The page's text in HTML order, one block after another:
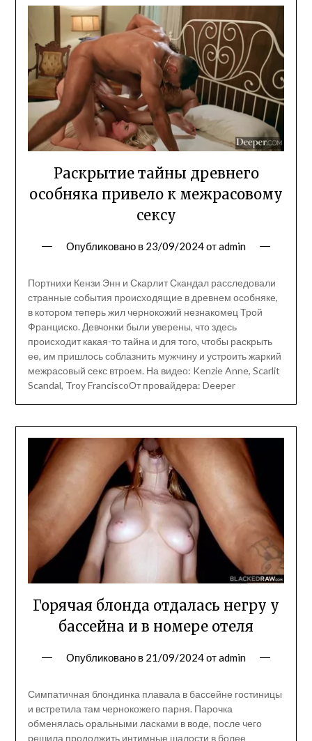
Раскрытие тайны древнего
особняка привело к межрасовому
сексу
Опубликовано в 23/09/2024отadmin
Портнихи Кензи Энн и Скарлит Скандал расследовали
странные события происходящие в древнем особняке,
в котором теперь жил чернокожий незнакомец Трой
Франциско. Девчонки были уверены, что здесь
происходит какая-то тайна и для того, чтобы раскрыть
ее, им пришлось соблазнить мужчину и устроить жаркий
межрасовый секс втроем. На видео: Kenzie Anne, Scarlit
Scandal, Troy FranciscoОт провайдера: Deeper
Горячая блонда отдалась негру у
бассейна и в номере отеля
Опубликовано в 21/09/2024отadmin
Симпатичная блондинка плавала в бассейне гостиницы
и встретила там чернокожего парня. Парочка
обменялась оральными ласками в воде, после чего
решила продолжить интимные шалости в более